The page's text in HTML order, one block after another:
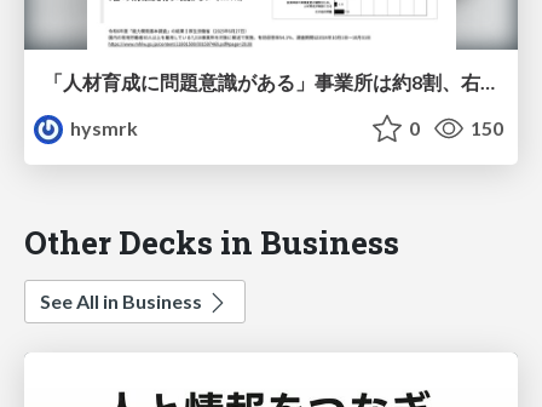
「人材育成に問題意識がある」事業所は約8割、右肩上がり
hysmrk
0 150
Other Decks in Business
See All in Business